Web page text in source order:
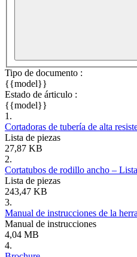
Tipo de documento :
{{model}}
Estado de árticulo :
{{model}}
1.
Cortadoras de tubería de alta
Lista de piezas
27,87 KB
2.
Cortatubos de rodillo ancho –
Lista de piezas
243,47 KB
3.
Manual de instrucciones de la
Manual de instrucciones
4,04 MB
4.